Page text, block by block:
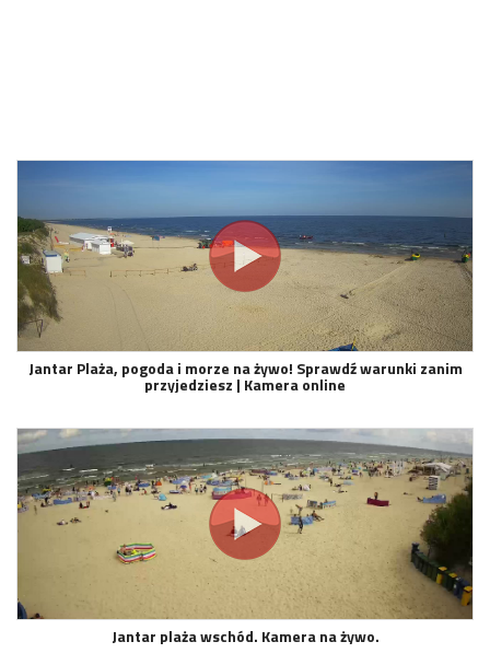
Jantar Plaża, pogoda i morze na żywo! Sprawdź warunki zanim
przyjedziesz | Kamera online
Jantar plaża wschód. Kamera na żywo.